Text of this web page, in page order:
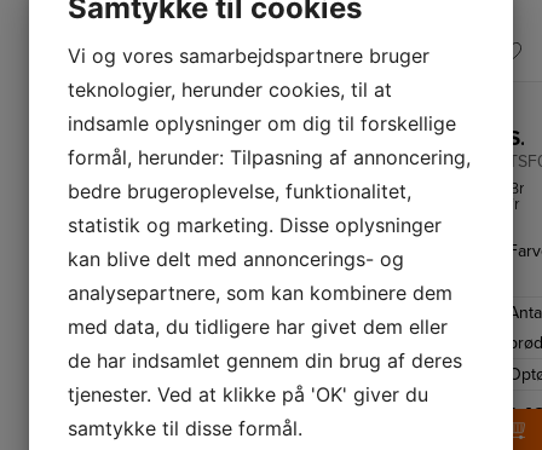
Smeg Brødrister
TSF01BLEU
Smart
brødrister
i
retrostil
fra
italienske
Smeg.
Brødristeren
6
og
lift
funktion.
FarveSort
Antal
1.489,-
Smeg Brødrister
TSF01BLMEU
fra
Smeg
til
skiver
Brødristeren
2
Smeg Brødrister
fra
og
6
Samtykke til cookies
Vi og vores samarbejdspartnere bruger
teknologier, herunder cookies, til at
indsamle oplysninger om dig til forskellige
formål, herunder: Tilpasning af annoncering,
bedre brugeroplevelse, funktionalitet,
statistik og marketing. Disse oplysninger
kan blive delt med annoncerings- og
analysepartnere, som kan kombinere dem
med data, du tidligere har givet dem eller
de har indsamlet gennem din brug af deres
tjenester. Ved at klikke på 'OK' giver du
samtykke til disse formål.